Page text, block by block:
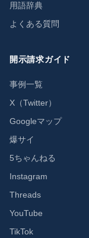
用語辞典
よくある質問
開示請求ガイド
事例一覧
X（Twitter）
Googleマップ
爆サイ
5ちゃんねる
Instagram
Threads
YouTube
TikTok